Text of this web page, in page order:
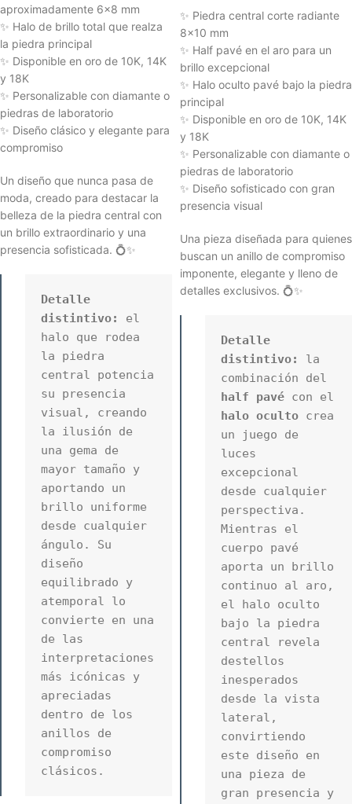
aproximadamente 6x8 mm
✨ Halo de brillo total que realza
la piedra principal
✨ Disponible en oro de 10K, 14K
y 18K
✨ Personalizable con diamante o
piedras de laboratorio
✨ Diseño clásico y elegante para
compromiso
Un diseño que nunca pasa de
moda, creado para destacar la
belleza de la piedra central con
un brillo extraordinario y una
presencia sofisticada. 💍✨
Detalle
distintivo:
el
halo que rodea
la piedra
central potencia
su presencia
visual, creando
la ilusión de
una gema de
mayor tamaño y
aportando un
brillo uniforme
desde cualquier
ángulo. Su
diseño
equilibrado y
atemporal lo
convierte en una
de las
interpretaciones
más icónicas y
apreciadas
dentro de los
anillos de
compromiso
clásicos.
✨ Piedra central corte radiante
8x10 mm
✨ Half pavé en el aro para un
brillo excepcional
✨ Halo oculto pavé bajo la piedra
principal
✨ Disponible en oro de 10K, 14K
y 18K
✨ Personalizable con diamante o
piedras de laboratorio
✨ Diseño sofisticado con gran
presencia visual
Una pieza diseñada para quienes
buscan un anillo de compromiso
imponente, elegante y lleno de
detalles exclusivos. 💍✨
Detalle
distintivo:
la
half pavé
halo oculto crea
un juego de
luces
excepcional
desde cualquier
perspectiva.
Mientras el
cuerpo pavé
aporta un brillo
continuo al aro,
el halo oculto
bajo la piedra
central revela
destellos
inesperados
desde la vista
lateral,
convirtiendo
este diseño en
una pieza de
gran presencia y